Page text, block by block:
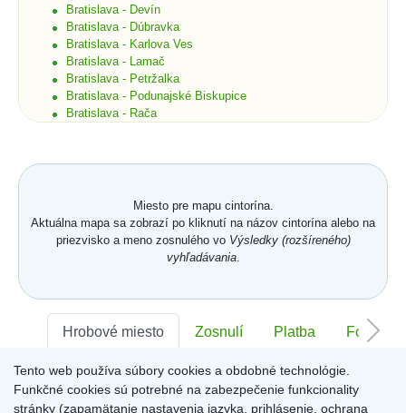
Bratislava - Devín
Bratislava - Dúbravka
Bratislava - Karlova Ves
Bratislava - Lamač
Bratislava - Petržalka
Bratislava - Podunajské Biskupice
Bratislava - Rača
Bratislava - Staré Mesto
Bratislava - Vrakuňa
Bratislava - Záhorská Bystrica
Brekov
Budmerice
Bukovec okr. Košice
Buzica
Bystrany
Bystrička
Miesto pre mapu cintorína.
Aktuálna mapa sa zobrazí po kliknutí na názov cintorína alebo na
priezvisko a meno zosnulého vo Výsledky (rozšíreného)
vyhľadávania.
Hrobové miesto Zosnulí Platba Foto
Sektor:- Rad:- Číslo:-
Tento web používa súbory cookies a obdobné technológie.
Funkčné cookies sú potrebné na zabezpečenie funkcionality
stránky (zapamätanie nastavenia jazyka, prihlásenie, ochrana